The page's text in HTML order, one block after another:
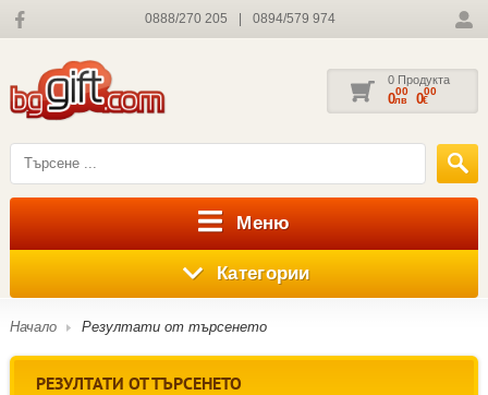
0888/270 205 0894/579 974
0 Продукта
000
лв 000
€
Меню
Категории
Начало Резултати от търсенето
РЕЗУЛТАТИ ОТ ТЪРСЕНЕТО